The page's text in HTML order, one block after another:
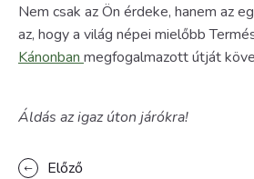
Nem csak az Ön érdeke, hanem az
az, hogy a világ népei mielőbb
Kánonban megfogalmazott útját
Áldás az igaz úton járókra!
Előző